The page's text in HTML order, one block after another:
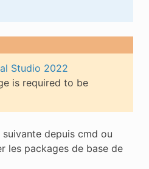
Studio 2022
is required to be
depuis cmd ou
les packages de base de